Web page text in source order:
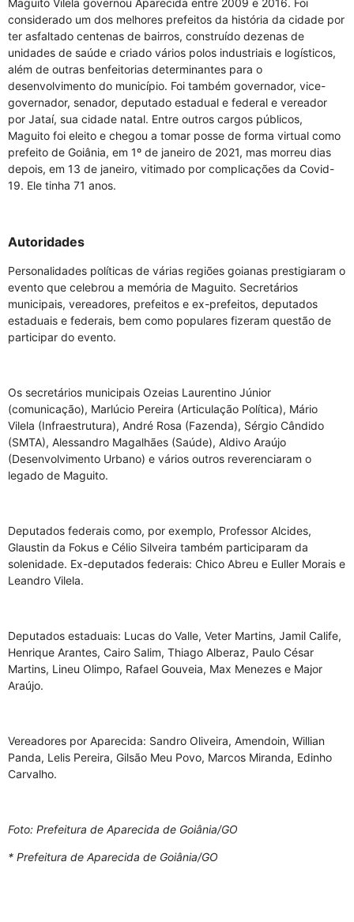
considerado um dos melhores prefeitos da história da cidade por
ter asfaltado centenas de bairros, construído dezenas de
unidades de saúde e criado vários polos industriais e logísticos,
além de outras benfeitorias determinantes para o
desenvolvimento do município. Foi também governador, vice-
governador, senador, deputado estadual e federal e vereador
por Jataí, sua cidade natal. Entre outros cargos públicos,
Maguito foi eleito e chegou a tomar posse de forma virtual como
prefeito de Goiânia, em 1º de janeiro de 2021, mas morreu dias
depois, em 13 de janeiro, vitimado por complicações da Covid-
19. Ele tinha 71 anos.
Autoridades
Personalidades políticas de várias regiões goianas prestigiaram o
evento que celebrou a memória de Maguito. Secretários
municipais, vereadores, prefeitos e ex-prefeitos, deputados
estaduais e federais, bem como populares fizeram questão de
participar do evento.
Os secretários municipais Ozeias Laurentino Júnior
(comunicação), Marlúcio Pereira (Articulação Política), Mário
Vilela (Infraestrutura), André Rosa (Fazenda), Sérgio Cândido
(SMTA), Alessandro Magalhães (Saúde), Aldivo Araújo
(Desenvolvimento Urbano) e vários outros reverenciaram o
legado de Maguito.
Deputados federais como, por exemplo, Professor Alcides,
Glaustin da Fokus e Célio Silveira também participaram da
solenidade. Ex-deputados federais: Chico Abreu e Euller Morais e
Leandro Vilela.
Deputados estaduais: Lucas do Valle, Veter Martins, Jamil Calife,
Henrique Arantes, Cairo Salim, Thiago Alberaz, Paulo César
Martins, Lineu Olimpo, Rafael Gouveia, Max Menezes e Major
Araújo.
Vereadores por Aparecida: Sandro Oliveira, Amendoin, Willian
Panda, Lelis Pereira, Gilsão Meu Povo, Marcos Miranda, Edinho
Carvalho.
Foto: Prefeitura de Aparecida de Goiânia/GO
* Prefeitura de Aparecida de Goiânia/GO